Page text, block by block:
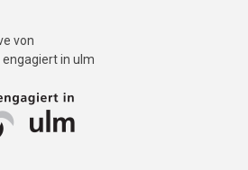
von
in ulm